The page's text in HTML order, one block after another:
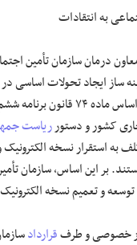
به انتقادات
درمان سازمان تأمین
ساز ایجاد تحولات اساسی
ششم توسعه و بند
ریاست
به استقرار نسخه
بر این اساس، سازمان
خصوصی و طرفقرارداد